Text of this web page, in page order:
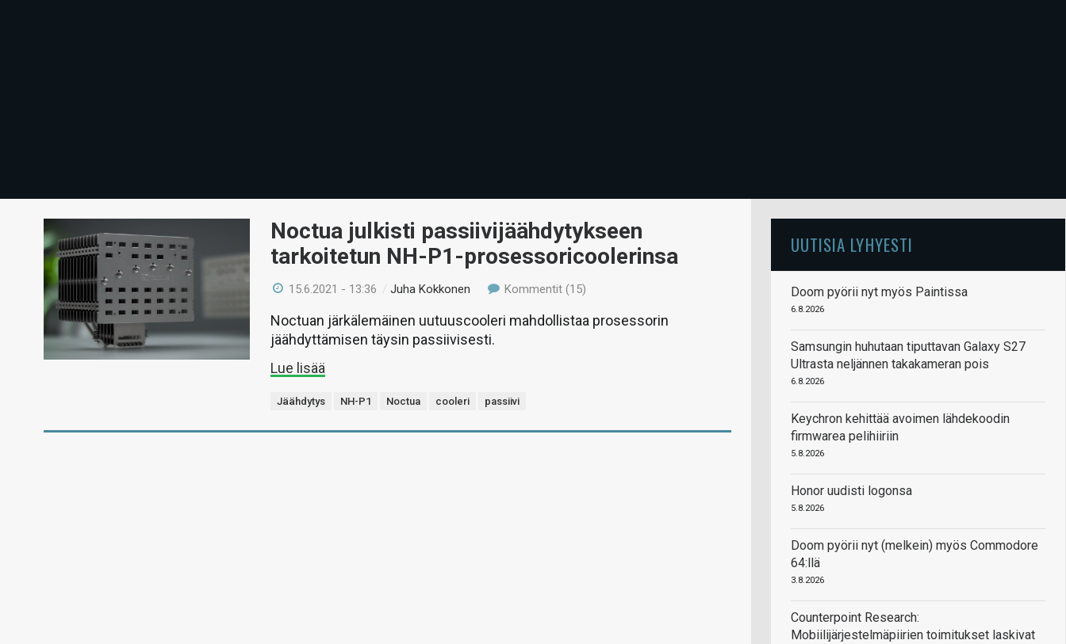
Noctua julkisti passiivijäähdytykseen
tarkoitetun NH-P1-prosessoricoolerinsa
15.6.2021 - 13:36 /Juha Kokkonen Kommentit (15)
Noctuan järkälemäinen uutuuscooleri mahdollistaa prosessorin
jäähdyttämisen täysin passiivisesti.
Lue lisää
Jäähdytys NH-P1 Noctua cooleri passiivi
UUTISIA LYHYESTI
Doom pyörii nyt myös Paintissa
6.8.2026
Samsungin huhutaan tiputtavan Galaxy S27
Ultrasta neljännen takakameran pois
6.8.2026
Keychron kehittää avoimen lähdekoodin
firmwarea pelihiiriin
5.8.2026
Honor uudisti logonsa
5.8.2026
Doom pyörii nyt (melkein) myös Commodore
64:llä
3.8.2026
Counterpoint Research:
Mobiilijärjestelmäpiirien toimitukset laskivat